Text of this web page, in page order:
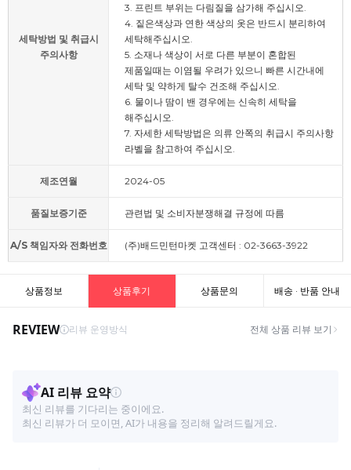
세탁방법 및 취급시
주의사항
3. 프린트 부위는 다림질을 삼가해 주십시오.
4. 짙은색상과 연한 색상의 옷은 반드시 분리하여
세탁해주십시오.
5. 소재나 색상이 서로 다른 부분이 혼합된
제품일때는 이염될 우려가 있으니 빠른 시간내에
세탁 및 약하게 탈수 건조해 주십시오.
6. 물이나 땀이 밴 경우에는 신속히 세탁을
해주십시오.
7. 자세한 세탁방법은 의류 안쪽의 취급시 주의사항
라벨을 참고하여 주십시오.
제조연월 2024-05
품질보증기준 관련법 및 소비자분쟁해결 규정에 따름
A/S 책임자와 전화번호 (주)배드민턴마켓 고객센터 : 02-3663-3922
상품정보 상품후기 상품문의 배송 · 반품 안내